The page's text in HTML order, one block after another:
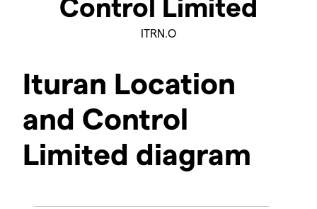
ITRN.O
Ituran Location
and Control
Limited diagram